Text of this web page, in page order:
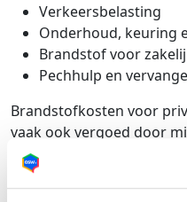
Verkeersbelasting
Onderhoud, keuring
Brandstof voor
Pechhulp en
Brandstofkosten voor
vaak ook vergoed door
zit daar een limiet op
kilometers en deze mag